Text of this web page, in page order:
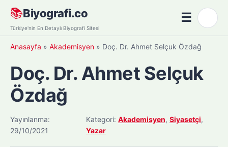
Skip
content
📚Biyografi.co
Türkiye'nin En Detaylı Biyografi Sitesi
☰Menü
Anasayfa » Akademisyen » Doç. Dr. Ahmet Selçuk Özdağ
Doç. Dr. Ahmet Selçuk
Özdağ
Yayınlanma:
29/10/2021
Kategori: Akademisyen, Siyasetçi,
Yazar